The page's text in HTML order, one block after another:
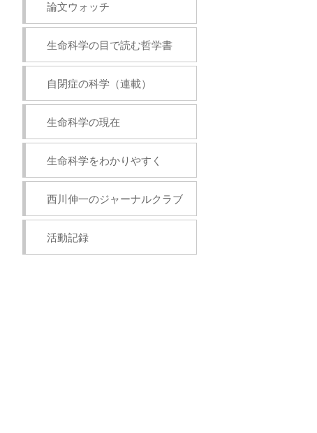
論文ウォッチ
生命科学の目で読む哲学書
自閉症の科学（連載）
生命科学の現在
生命科学をわかりやすく
西川伸一のジャーナルクラブ
活動記録